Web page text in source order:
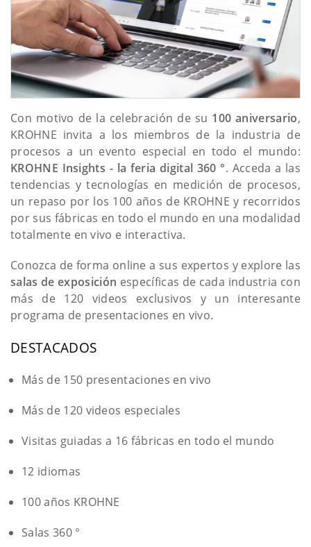
Con motivo de la celebración de su 100 aniversario,
KROHNE invita a los miembros de la industria de
procesos a un evento especial en todo el mundo:
KROHNE Insights - la feria digital 360 °. Acceda a las
tendencias y tecnologías en medición de procesos,
un repaso por los 100 años de KROHNE y recorridos
por sus fábricas en todo el mundo en una modalidad
totalmente en vivo e interactiva.
Conozca de forma online a sus expertos y explore las
salas de exposición específicas de cada industria con
más de 120 videos exclusivos y un interesante
programa de presentaciones en vivo.
DESTACADOS
Más de 150 presentaciones en vivo
Más de 120 videos especiales
Visitas guiadas a 16 fábricas en todo el mundo
12 idiomas
100 años KROHNE
Salas 360 °